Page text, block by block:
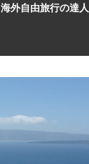
海外自由旅行の達人